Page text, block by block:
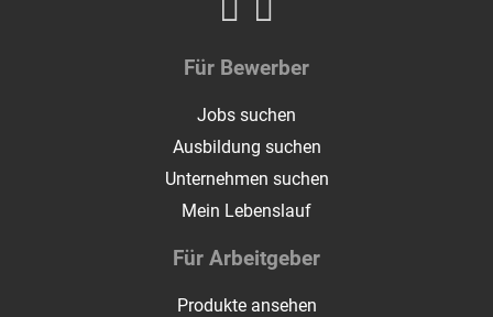
Für Bewerber
Jobs suchen
Ausbildung suchen
Unternehmen suchen
Mein Lebenslauf
Für Arbeitgeber
Produkte ansehen